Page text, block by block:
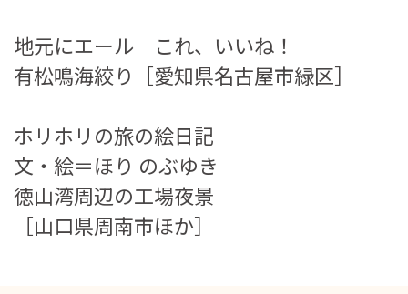
地元にエール これ、いいね！
有松鳴海絞り［愛知県名古屋市緑区］
ホリホリの旅の絵日記
文・絵＝ほり のぶゆき
徳山湾周辺の工場夜景
［山口県周南市ほか］